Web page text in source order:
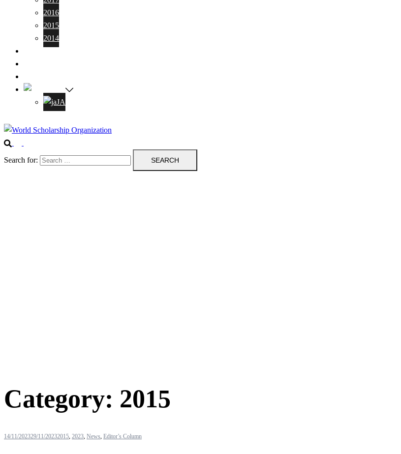
2016
2015
2014
JA
Search for:
Category: 2015
14/11/202329/11/20232015 2023 News Editor’s Column